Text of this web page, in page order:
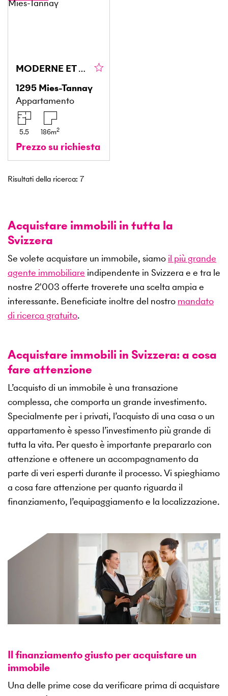
MODERNE ET SPACIEUX À DEUX PAS DU LAC
1295 Mies-Tannay
Appartamento
5.5 186m2
Prezzo su richiesta
Risultati della ricerca: 7
Acquistare immobili in tutta la
Svizzera
Se volete acquistare un immobile, siamo il più grande
agente immobiliare indipendente in Svizzera e e tra le
nostre 2'003 offerte troverete una scelta ampia e
interessante. Beneficiate inoltre del nostro mandato
di ricerca gratuito.
Acquistare immobili in Svizzera: a cosa
fare attenzione
L’acquisto di un immobile è una transazione
complessa, che comporta un grande investimento.
Specialmente per i privati, l’acquisto di una casa o un
appartamento è spesso l’investimento più grande di
tutta la vita. Per questo è importante prepararlo con
attenzione e ottenere un accompagnamento da
parte di veri esperti durante il processo. Vi spieghiamo
a cosa fare attenzione per quanto riguarda il
finanziamento, l’equipaggiamento e la localizzazione.
Il finanziamento giusto per acquistare un
immobile
Una delle prime cose da verificare prima di acquistare